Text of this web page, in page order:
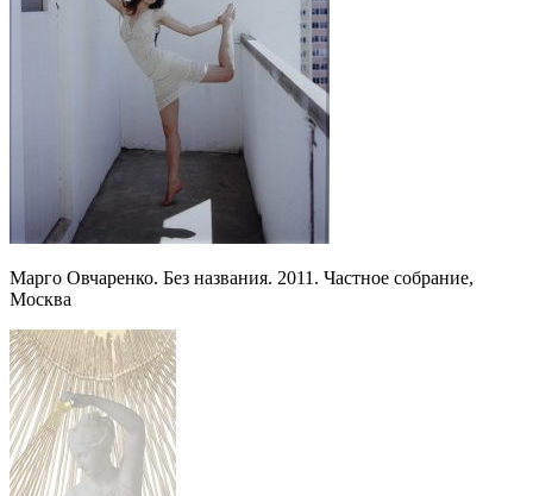
Марго Овчаренко. Без названия. 2011. Частное собрание,
Москва